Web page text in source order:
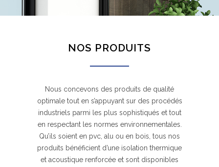
NOS PRODUITS
Nous concevons des produits de qualité
optimale tout en s’appuyant sur des procédés
industriels parmi les plus sophistiqués et tout
en respectant les normes environnementales.
Qu’ils soient en pvc, alu ou en bois, tous nos
produits bénéficient d’une isolation thermique
et acoustique renforcée et sont disponibles